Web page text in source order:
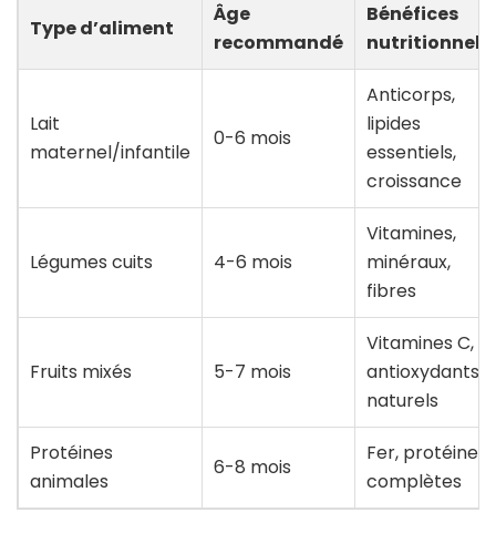
Type d’aliment
Âge
recommandé
Bénéfices
nutritionnels
Lait
maternel/infantile
0-6 mois
Anticorps,
lipides
essentiels,
croissance
Légumes cuits 4-6 mois
Vitamines,
minéraux,
fibres
Fruits mixés 5-7 mois
Vitamines C,
antioxydants
naturels
Protéines
animales
6-8 mois
Fer, protéines
complètes